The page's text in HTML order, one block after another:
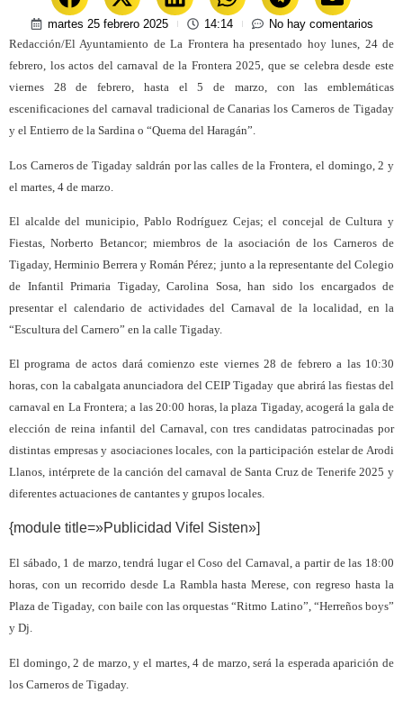
martes 25 febrero 2025 14:14
No hay comentarios
Redacción/El Ayuntamiento de La Frontera ha presentado hoy lunes, 24 de
febrero, los actos del carnaval de la Frontera 2025, que se celebra desde este
viernes 28 de febrero, hasta el 5 de marzo, con las emblemáticas
escenificaciones del carnaval tradicional de Canarias los Carneros de Tigaday
y el Entierro de la Sardina o “Quema del Haragán”.
Los Carneros de Tigaday saldrán por las calles de la Frontera, el domingo, 2 y
el martes, 4 de marzo.
El alcalde del municipio, Pablo Rodríguez Cejas; el concejal de Cultura y
Fiestas, Norberto Betancor; miembros de la asociación de los Carneros de
Tigaday, Herminio Berrera y Román Pérez; junto a la representante del Colegio
de Infantil Primaria Tigaday, Carolina Sosa, han sido los encargados de
presentar el calendario de actividades del Carnaval de la localidad, en la
“Escultura del Carnero” en la calle Tigaday.
El programa de actos dará comienzo este viernes 28 de febrero a las 10:30
horas, con la cabalgata anunciadora del CEIP Tigaday que abrirá las fiestas del
carnaval en La Frontera; a las 20:00 horas, la plaza Tigaday, acogerá la gala de
elección de reina infantil del Carnaval, con tres candidatas patrocinadas por
distintas empresas y asociaciones locales, con la participación estelar de Arodi
Llanos, intérprete de la canción del carnaval de Santa Cruz de Tenerife 2025 y
diferentes actuaciones de cantantes y grupos locales.
{module title=»Publicidad Vifel Sisten»]
El sábado, 1 de marzo, tendrá lugar el Coso del Carnaval, a partir de las 18:00
horas, con un recorrido desde La Rambla hasta Merese, con regreso hasta la
Plaza de Tigaday, con baile con las orquestas “Ritmo Latino”, “Herreños boys”
y Dj.
El domingo, 2 de marzo, y el martes, 4 de marzo, será la esperada aparición de
los Carneros de Tigaday.